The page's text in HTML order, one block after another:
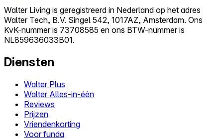
Walter Living is geregistreerd in Nederland op het adres
Walter Tech, B.V. Singel 542, 1017AZ, Amsterdam. Ons
KvK-nummer is 73708585 en ons BTW-nummer is
NL859636033B01.
Diensten
Walter Plus
Walter Alles-in-één
Reviews
Prijzen
Vriendenkorting
Voor funda